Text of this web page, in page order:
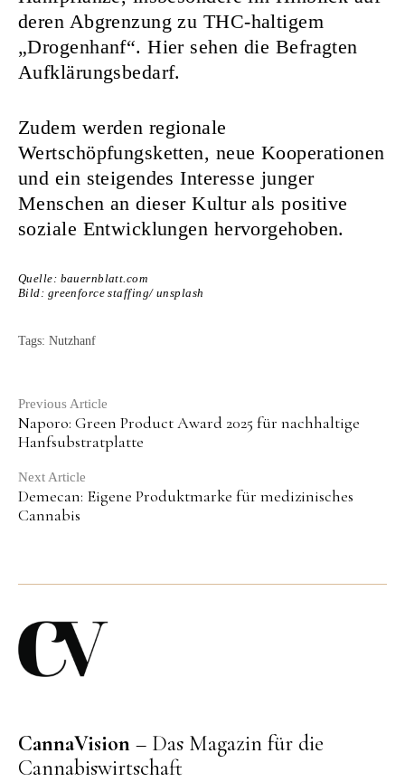
Continue
Reading
Previous Article
Naporo: Green Product Award 2025 für nachhaltige
Hanfsubstratplatte
Next Article
Demecan: Eigene Produktmarke für medizinisches
Cannabis
deren Abgrenzung zu THC-haltigem
„Drogenhanf“. Hier sehen die Befragten
Aufklärungsbedarf.
Zudem werden regionale
Wertschöpfungsketten, neue Kooperationen
und ein steigendes Interesse junger
Menschen an dieser Kultur als positive
soziale Entwicklungen hervorgehoben.
Quelle: bauernblatt.com
Bild: greenforce staffing/ unsplash
Tags: Nutzhanf
CannaVision – Das Magazin für die
Cannabiswirtschaft